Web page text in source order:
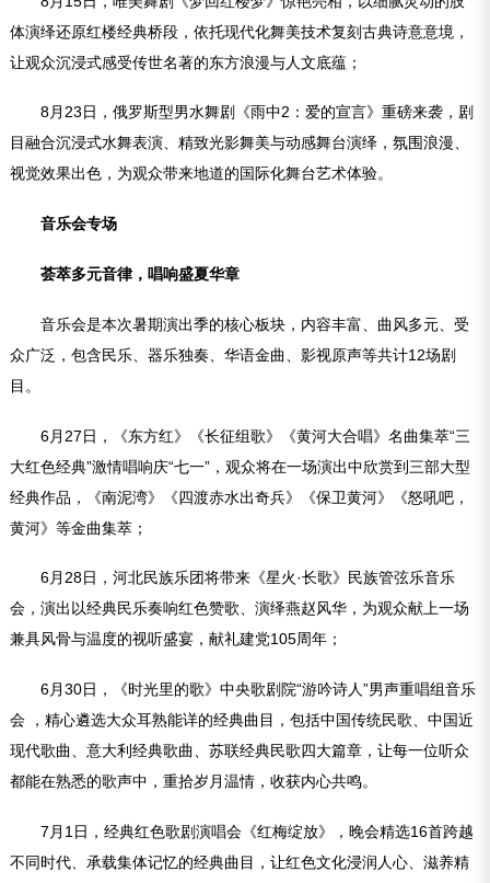
体演绎还原红楼经典桥段，依托现代化舞美技术复刻古典诗意意境，
让观众沉浸式感受传世名著的东方浪漫与人文底蕴；
8月23日，俄罗斯型男水舞剧《雨中2：爱的宣言》重磅来袭，剧
目融合沉浸式水舞表演、精致光影舞美与动感舞台演绎，氛围浪漫、
视觉效果出色，为观众带来地道的国际化舞台艺术体验。
音乐会专场
荟萃多元音律，唱响盛夏华章
音乐会是本次暑期演出季的核心板块，内容丰富、曲风多元、受
众广泛，包含民乐、器乐独奏、华语金曲、影视原声等共计12场剧
目。
6月27日，《东方红》《长征组歌》《黄河大合唱》名曲集萃“三
大红色经典”激情唱响庆“七一”，观众将在一场演出中欣赏到三部大型
经典作品，《南泥湾》《四渡赤水出奇兵》《保卫黄河》《怒吼吧，
黄河》等金曲集萃；
6月28日，河北民族乐团将带来《星火·长歌》民族管弦乐音乐
会，演出以经典民乐奏响红色赞歌、演绎燕赵风华，为观众献上一场
兼具风骨与温度的视听盛宴，献礼建党105周年；
6月30日，《时光里的歌》中央歌剧院“游吟诗人”男声重唱组音乐
会 ，精心遴选大众耳熟能详的经典曲目，包括中国传统民歌、中国近
现代歌曲、意大利经典歌曲、苏联经典民歌四大篇章，让每一位听众
都能在熟悉的歌声中，重拾岁月温情，收获内心共鸣。
7月1日，经典红色歌剧演唱会《红梅绽放》，晚会精选16首跨越
不同时代、承载集体记忆的经典曲目，让红色文化浸润人心、滋养精